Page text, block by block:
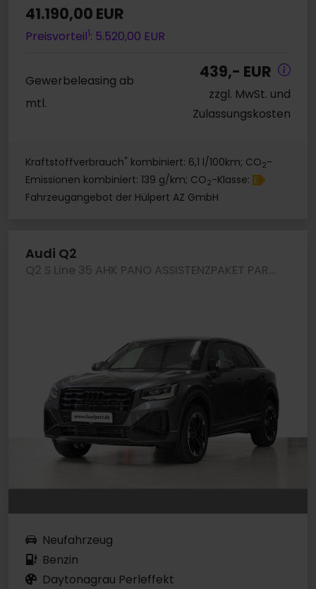
41.190,00 EUR
Preisvorteil1: 5.520,00 EUR
Gewerbeleasing ab
mtl.
439,- EUR
zzgl. MwSt. und
Zulassungskosten
Kraftstoffverbrauch* kombiniert: 6,1 l/100km; CO2-
Emissionen kombiniert: 139 g/km; CO2-Klasse: E
Fahrzeugangebot der Hülpert AZ GmbH
Audi Q2
Q2 S Line 35 AHK PANO ASSISTENZPAKET PARKEN LM18
Neufahrzeug
Benzin
Daytonagrau Perleffekt